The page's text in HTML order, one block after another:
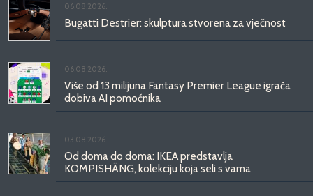
06.08.2026.
Bugatti Destrier: skulptura stvorena za vječnost
06.08.2026.
Više od 13 milijuna Fantasy Premier League igrača
dobiva AI pomoćnika
03.08.2026.
Od doma do doma: IKEA predstavlja
KOMPISHÄNG, kolekciju koja seli s vama